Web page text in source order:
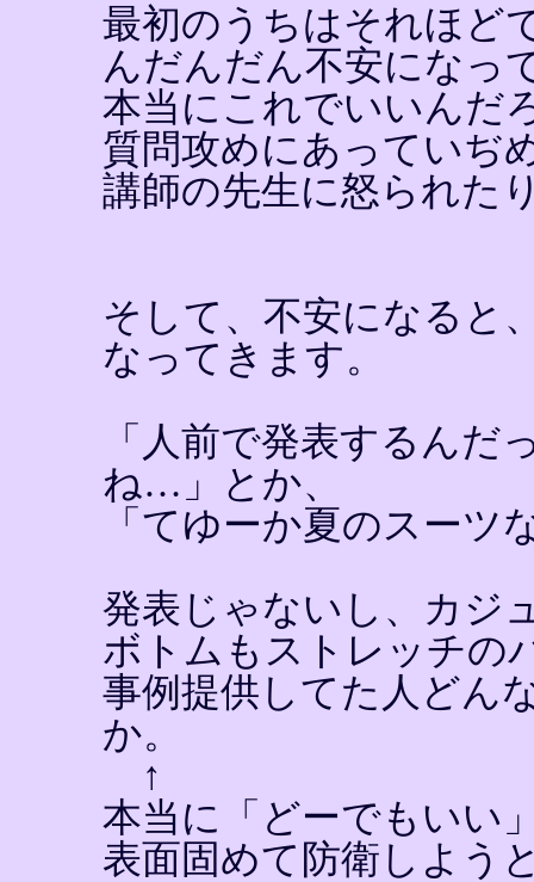
最初のうちはそれほど
んだんだん不安になっ
本当にこれでいいんだ
質問攻めにあっていぢ
講師の先生に怒られた
そして、不安になると
なってきます。
「人前で発表するんだ
ね…」とか、
「てゆーか夏のスーツ
発表じゃないし、カジ
ボトムもストレッチの
事例提供してた人どん
か。
↑
本当に「どーでもいい
表面固めて防衛しよう